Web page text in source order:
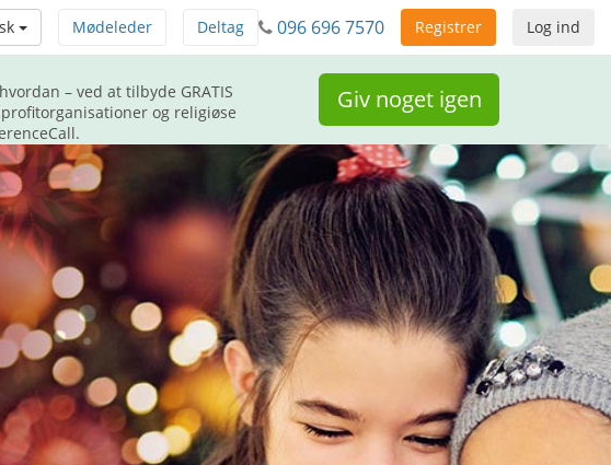
Log ind
Registrer
096 696 7570
Deltag
Mødeleder
– ved at tilbyde GRATIS
og religiøse
Giv noget igen